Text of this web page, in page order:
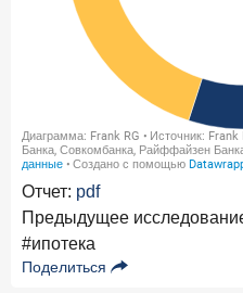
Отчет: pdf
Предыдущее
#ипотека
Поделиться